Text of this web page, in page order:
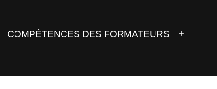
COMPÉTENCES DES FORMATEURS